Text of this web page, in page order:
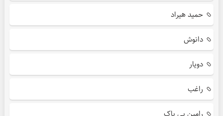
حمید هیراد
دانوش
دویار
راغب
رامین بی باک